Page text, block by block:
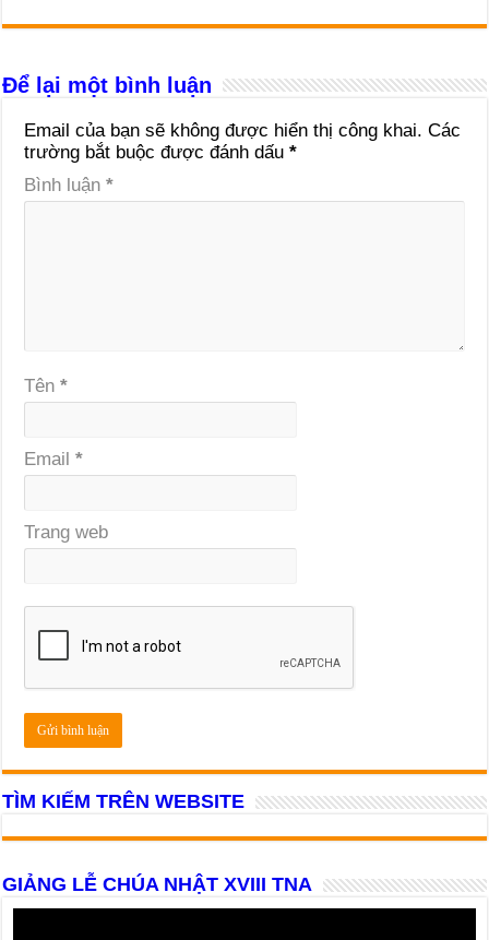
Để lại một bình luận
Email của bạn sẽ không được hiển thị công khai. Các
trường bắt buộc được đánh dấu*
Bình luận*
Tên*
Email*
Trang web
TÌM KIẾM TRÊN WEBSITE
GIẢNG LỄ CHÚA NHẬT XVIII TNA